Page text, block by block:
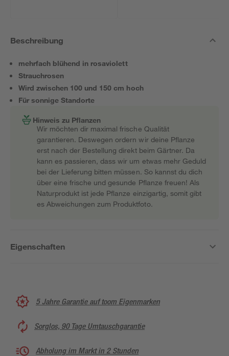
Beschreibung
mehrfach blühend in rosaviolett
Strauchrosen
Wird zwischen 100 und 150 cm hoch
Für sonnige Standorte
Hinweis zu Pflanzen
Wir möchten dir maximal frische Qualität
garantieren. Deswegen ordern wir deine Pflanze
erst nach der Bestellung direkt beim Gärtner. Da
kann es passieren, dass wir um etwas mehr Geduld
bei der Lieferung bitten müssen. So kannst du dich
über eine frische und gesunde Pflanze freuen! Als
Naturprodukt ist jede Pflanze einzigartig, somit gibt
es Abweichungen zum Produktfoto.
Eigenschaften
5 Jahre Garantie auf toom Eigenmarken
Sorglos, 90 Tage Umtauschgarantie
Abholung im Markt in 2 Stunden